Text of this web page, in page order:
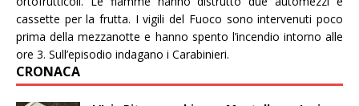
cassette per la frutta. I vigili del Fuoco sono intervenuti poco
prima della mezzanotte e hanno spento l’incendio intorno alle
ore 3. Sull’episodio indagano i Carabinieri.
CRONACA